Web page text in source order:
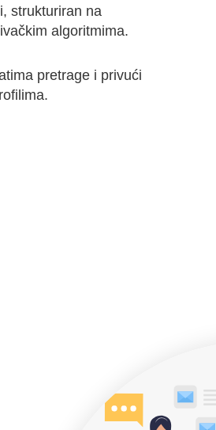
strukturiran na
algoritmima.
pretrage i privući